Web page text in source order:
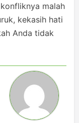
malah
kekasih hati
Anda tidak